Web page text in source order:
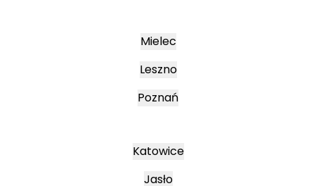
Mielec
Leszno
Poznań
Katowice
Jasło